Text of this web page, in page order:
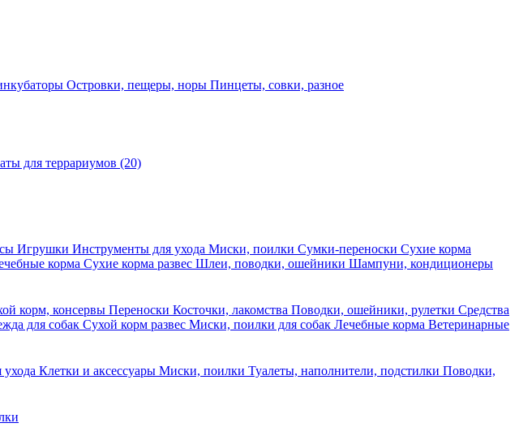
Островки, пещеры, норы Пинцеты, совки, разное
для террариумов (20)
Игрушки Инструменты для ухода Миски, поилки Сумки-переноски Сухие корма
корма Сухие корма развес Шлеи, поводки, ошейники Шампуни, кондиционеры
корм, консервы Переноски Косточки, лакомства Поводки, ошейники, рулетки Средства
для собак Сухой корм развес Миски, поилки для собак Лечебные корма Ветеринарные
Клетки и аксессуары Миски, поилки Туалеты, наполнители, подстилки Поводки,